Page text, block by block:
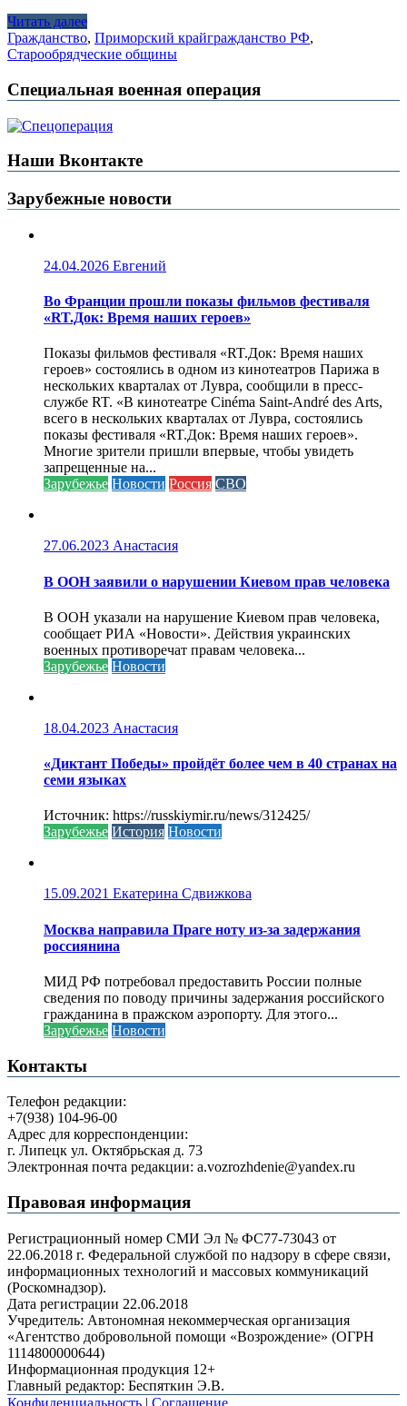
Читать далее
Гражданство, Приморский крайгражданство РФ,
Старообрядческие общины
Специальная военная операция
Наши Вконтакте
Зарубежные новости
24.04.2026 Евгений
Во Франции прошли показы фильмов фестиваля
«RT.Док: Время наших героев»
Показы фильмов фестиваля «RT.Док: Время наших
героев» состоялись в одном из кинотеатров Парижа в
нескольких кварталах от Лувра, сообщили в пресс-
службе RT. «В кинотеатре Cinéma Saint-André des Arts,
всего в нескольких кварталах от Лувра, состоялись
показы фестиваля «RT.Док: Время наших героев».
Многие зрители пришли впервые, чтобы увидеть
запрещенные на...
Зарубежье Новости Россия СВО
27.06.2023 Анастасия
В ООН заявили о нарушении Киевом прав человека
В ООН указали на нарушение Киевом прав человека,
сообщает РИА «Новости». Действия украинских
военных противоречат правам человека...
Зарубежье Новости
18.04.2023 Анастасия
«Диктант Победы» пройдёт более чем в 40 странах на
семи языках
Источник: https://russkiymir.ru/news/312425/
Зарубежье История Новости
15.09.2021 Екатерина Сдвижкова
Москва направила Праге ноту из-за задержания
россиянина
МИД РФ потребовал предоставить России полные
сведения по поводу причины задержания российского
гражданина в пражском аэропорту. Для этого...
Зарубежье Новости
Контакты
Телефон редакции:
+7(938) 104-96-00
Адрес для корреспонденции:
г. Липецк ул. Октябрьская д. 73
Электронная почта редакции: a.vozrozhdenie@yandex.ru
Правовая информация
Регистрационный номер СМИ Эл № ФС77-73043 от
22.06.2018 г. Федеральной службой по надзору в сфере связи,
информационных технологий и массовых коммуникаций
(Роскомнадзор).
Дата регистрации 22.06.2018
Учредитель: Автономная некоммерческая организация
«Агентство добровольной помощи «Возрождение» (ОГРН
1114800000644)
Информационная продукция 12+
Главный редактор: Беспяткин Э.В.
Конфиденциальность | Соглашение